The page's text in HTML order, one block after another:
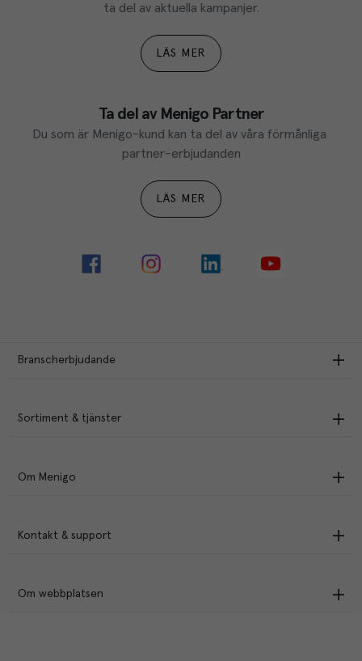
ta del av aktuella kampanjer.
LÄS MER
Ta del av Menigo Partner
Du som är Menigo-kund kan ta del av våra förmånliga
partner-erbjudanden
LÄS MER
Branscherbjudande
Sortiment & tjänster
Om Menigo
Kontakt & support
Om webbplatsen